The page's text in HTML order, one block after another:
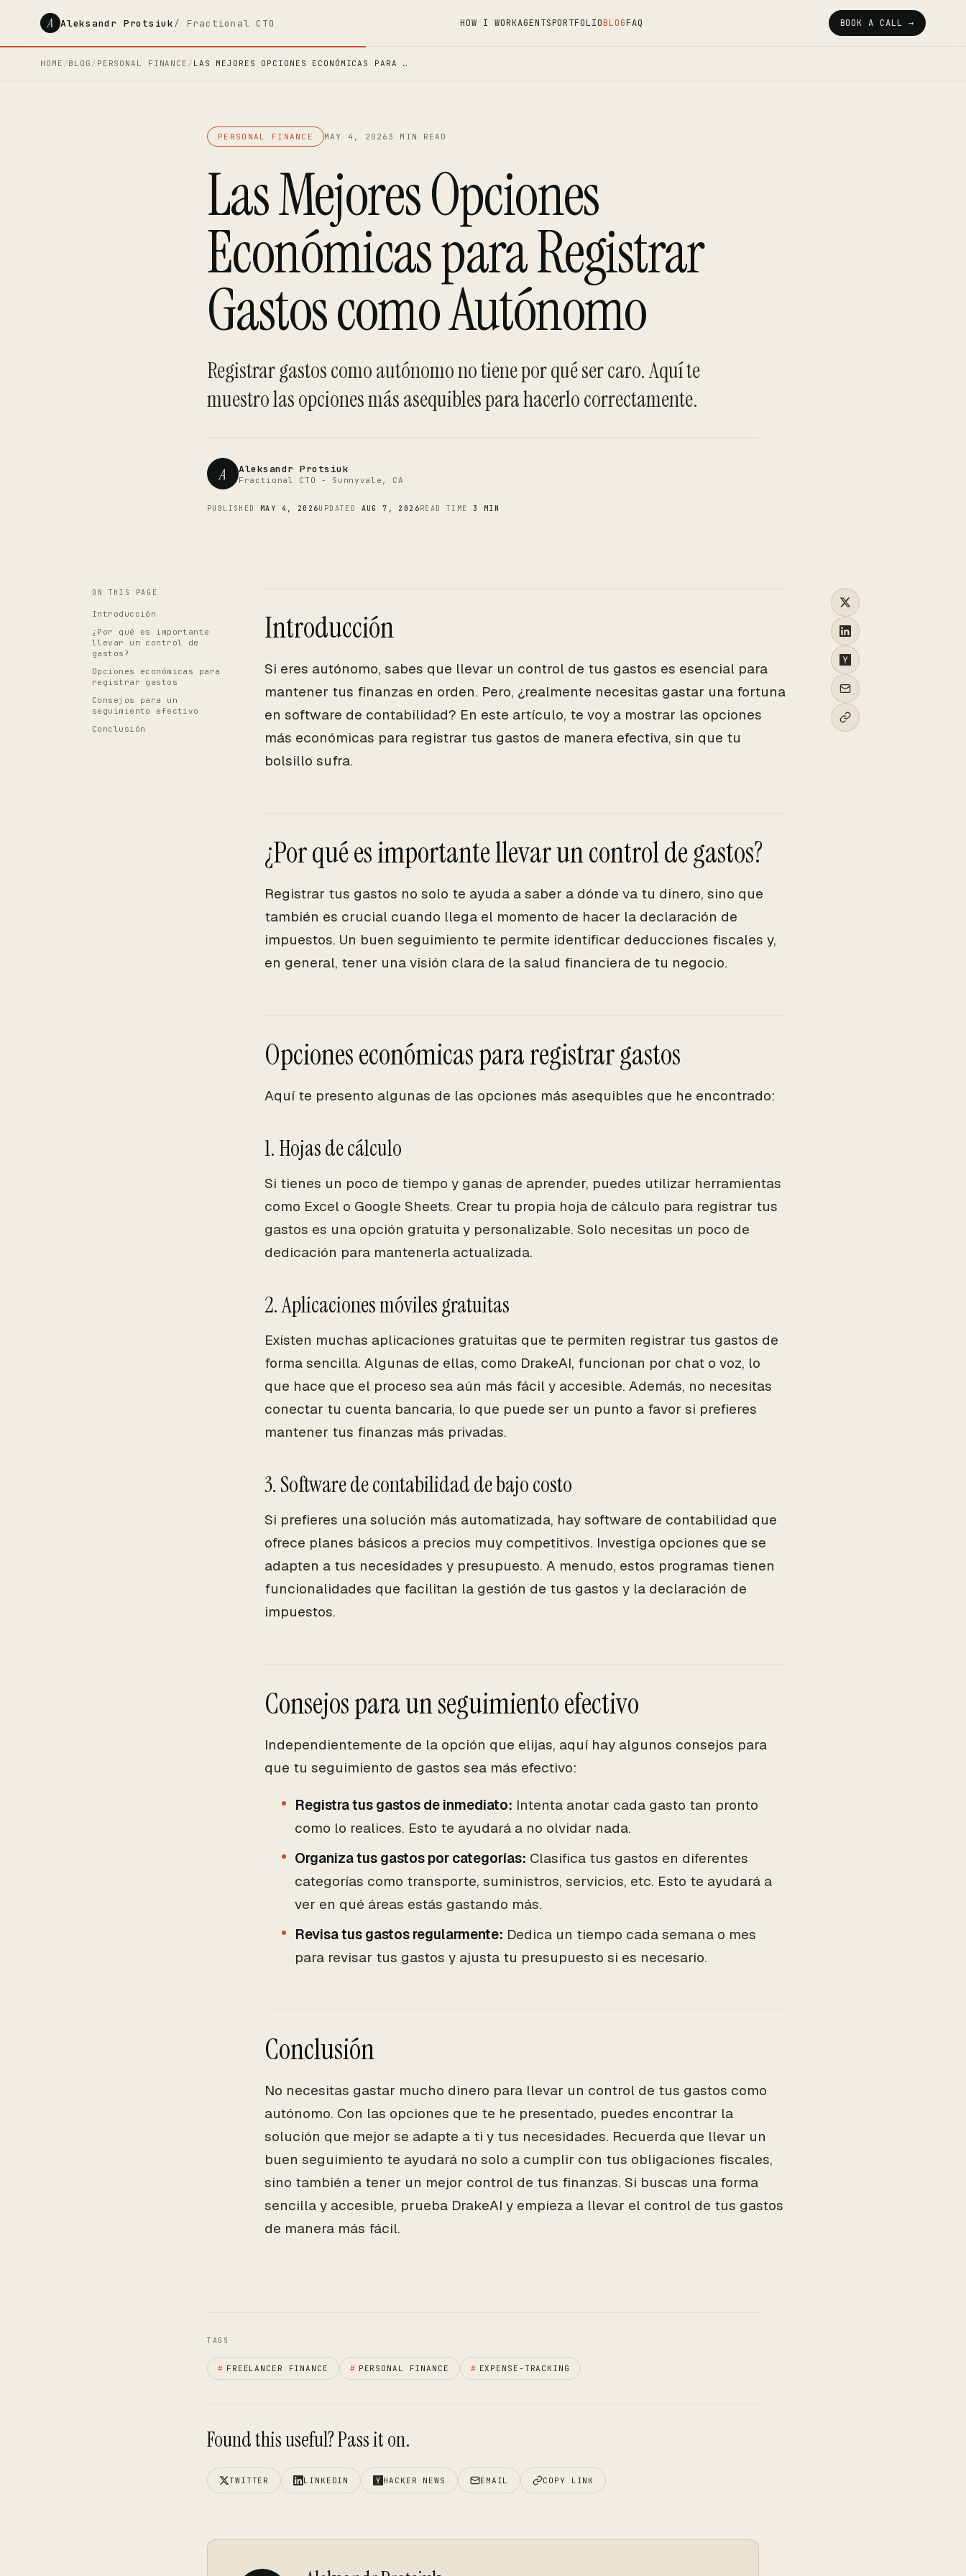
A Aleksandr Protsiuk/ Fractional CTO HOW I WORKAGENTSPORTFOLIOBLOGFAQ BOOK A CALL →
HOME /BLOG / PERSONAL FINANCE / LAS MEJORES OPCIONES ECONÓMICAS PARA …
PERSONAL FINANCE MAY 4, 2026 3 MIN READ
Las Mejores Opciones
Económicas para Registrar
Gastos como Autónomo
Registrar gastos como autónomo no tiene por qué ser caro. Aquí te
muestro las opciones más asequibles para hacerlo correctamente.
A Aleksandr Protsiuk
Fractional CTO - Sunnyvale, CA
PUBLISHED MAY 4, 2026UPDATED AUG 7, 2026READ TIME3 MIN
CTO
ON THIS PAGE
Introducción
¿Por qué es importante
llevar un control de
gastos?
Opciones económicas para
registrar gastos
Consejos para un
seguimiento efectivo
Conclusión
Introducción
Si eres autónomo, sabes que llevar un control de tus gastos es esencial para
mantener tus finanzas en orden. Pero, ¿realmente necesitas gastar una fortuna
en software de contabilidad? En este artículo, te voy a mostrar las opciones
más económicas para registrar tus gastos de manera efectiva, sin que tu
bolsillo sufra.
¿Por qué es importante llevar un control de gastos?
Registrar tus gastos no solo te ayuda a saber a dónde va tu dinero, sino que
también es crucial cuando llega el momento de hacer la declaración de
impuestos. Un buen seguimiento te permite identificar deducciones fiscales y,
en general, tener una visión clara de la salud financiera de tu negocio.
Opciones económicas para registrar gastos
Aquí te presento algunas de las opciones más asequibles que he encontrado:
1. Hojas de cálculo
Si tienes un poco de tiempo y ganas de aprender, puedes utilizar herramientas
como Excel o Google Sheets. Crear tu propia hoja de cálculo para registrar tus
gastos es una opción gratuita y personalizable. Solo necesitas un poco de
dedicación para mantenerla actualizada.
2. Aplicaciones móviles gratuitas
Existen muchas aplicaciones gratuitas que te permiten registrar tus gastos de
forma sencilla. Algunas de ellas, como DrakeAI, funcionan por chat o voz, lo
que hace que el proceso sea aún más fácil y accesible. Además, no necesitas
conectar tu cuenta bancaria, lo que puede ser un punto a favor si prefieres
mantener tus finanzas más privadas.
3. Software de contabilidad de bajo costo
Si prefieres una solución más automatizada, hay software de contabilidad que
ofrece planes básicos a precios muy competitivos. Investiga opciones que se
adapten a tus necesidades y presupuesto. A menudo, estos programas tienen
funcionalidades que facilitan la gestión de tus gastos y la declaración de
impuestos.
Consejos para un seguimiento efectivo
Independientemente de la opción que elijas, aquí hay algunos consejos para
que tu seguimiento de gastos sea más efectivo:
Registra tus gastos de inmediato: Intenta anotar cada gasto tan pronto
como lo realices. Esto te ayudará a no olvidar nada.
Organiza tus gastos por categorías: Clasifica tus gastos en diferentes
categorías como transporte, suministros, servicios, etc. Esto te ayudará a
ver en qué áreas estás gastando más.
Revisa tus gastos regularmente: Dedica un tiempo cada semana o mes
para revisar tus gastos y ajusta tu presupuesto si es necesario.
Conclusión
No necesitas gastar mucho dinero para llevar un control de tus gastos como
autónomo. Con las opciones que te he presentado, puedes encontrar la
solución que mejor se adapte a ti y tus necesidades. Recuerda que llevar un
buen seguimiento te ayudará no solo a cumplir con tus obligaciones fiscales,
sino también a tener un mejor control de tus finanzas. Si buscas una forma
sencilla y accesible, prueba DrakeAI y empieza a llevar el control de tus gastos
de manera más fácil.
TAGS
# FREELANCER FINANCE # PERSONAL FINANCE # EXPENSE-TRACKING
Found this useful? Pass it on.
TWITTER LINKEDIN HACKER NEWS EMAIL COPY LINK